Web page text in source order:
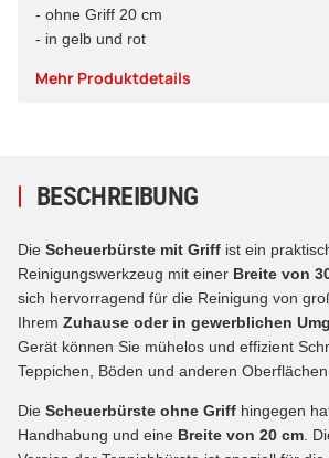
- ohne Griff 20 cm
- in gelb und rot
Mehr Produktdetails
BESCHREIBUNG
Die Scheuerbürste mit Griff ist ein
Reinigungswerkzeug mit einer Breite von
sich hervorragend für die Reinigung von
Ihrem Zuhause oder in gewerblichen
Gerät können Sie mühelos und effizient
Teppichen, Böden und anderen Oberflächen
Die Scheuerbürste ohne Griff hingegen
Handhabung und eine Breite von 20 cm .